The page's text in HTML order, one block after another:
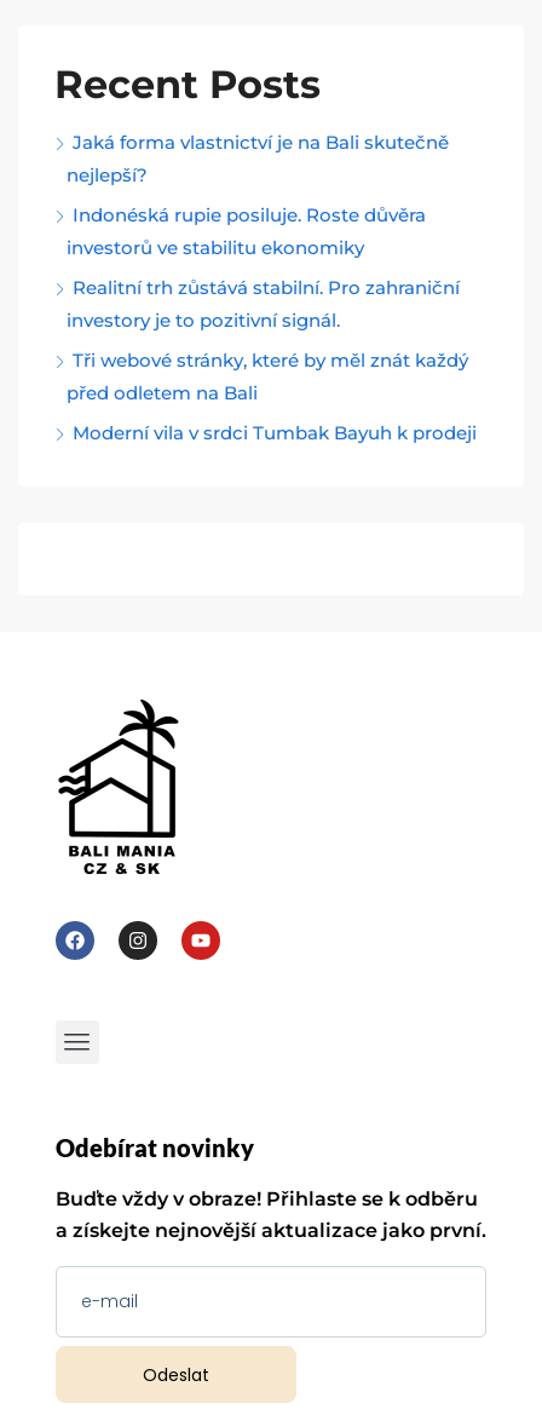
Recent Posts
Jaká forma vlastnictví je na Bali skutečně
nejlepší?
Indonéská rupie posiluje. Roste důvěra
investorů ve stabilitu ekonomiky
Realitní trh zůstává stabilní. Pro zahraniční
investory je to pozitivní signál.
Tři webové stránky, které by měl znát každý
před odletem na Bali
Moderní vila v srdci Tumbak Bayuh k prodeji
Odebírat novinky
Buďte vždy v obraze! Přihlaste se k odběru
a získejte nejnovější aktualizace jako první.
Odeslat